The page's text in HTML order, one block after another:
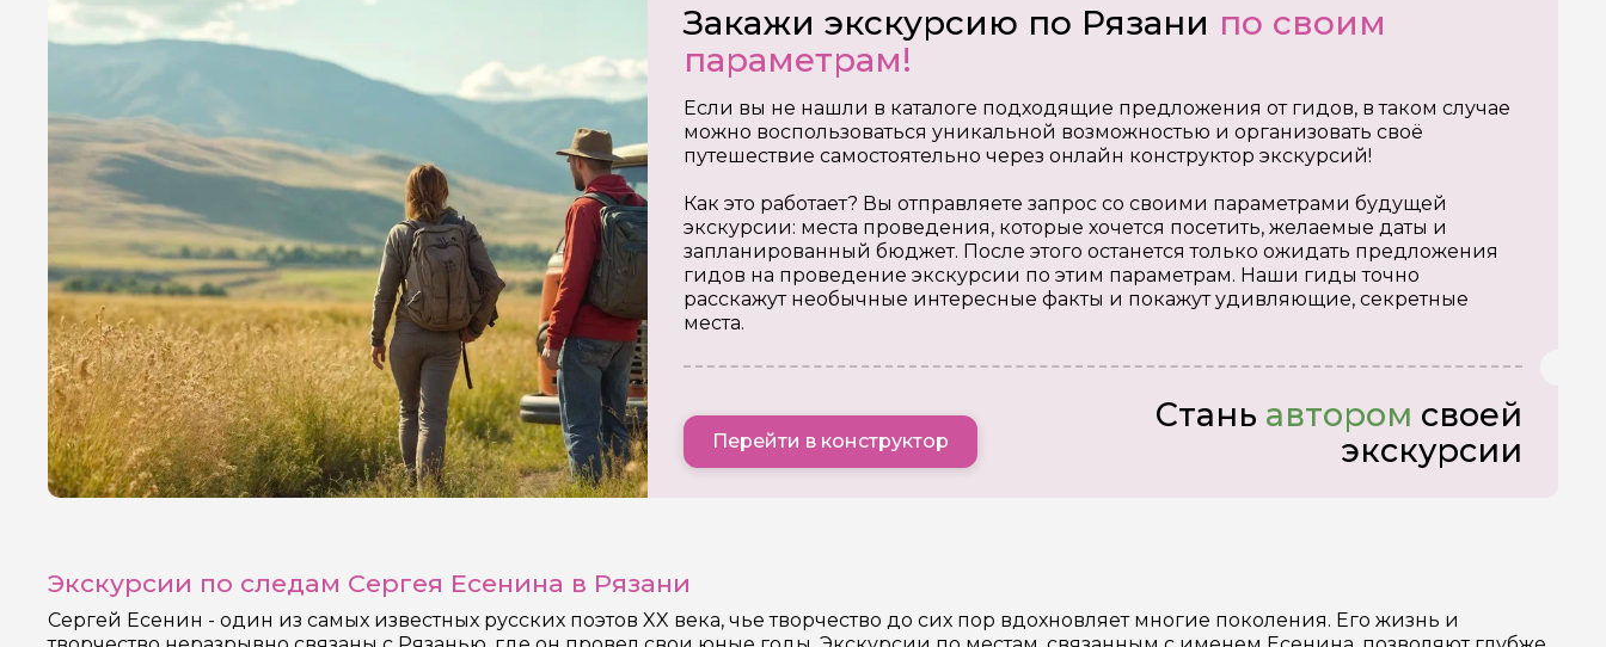
Закажи экскурсию по Рязани по своим
параметрам!
Если вы не нашли в каталоге подходящие предложения от гидов, в таком случае
можно воспользоваться уникальной возможностью и организовать своё
путешествие самостоятельно через онлайн конструктор экскурсий!
Как это работает? Вы отправляете запрос со своими параметрами будущей
экскурсии: места проведения, которые хочется посетить, желаемые даты и
запланированный бюджет. После этого останется только ожидать предложения
гидов на проведение экскурсии по этим параметрам. Наши гиды точно
расскажут необычные интересные факты и покажут удивляющие, секретные
места.
Перейти в конструктор
Стань автором своей
экскурсии
Экскурсии по следам Сергея Есенина в Рязани
Сергей Есенин - один из самых известных русских поэтов XX века, чье творчество до сих пор вдохновляет многие поколения. Его жизнь и